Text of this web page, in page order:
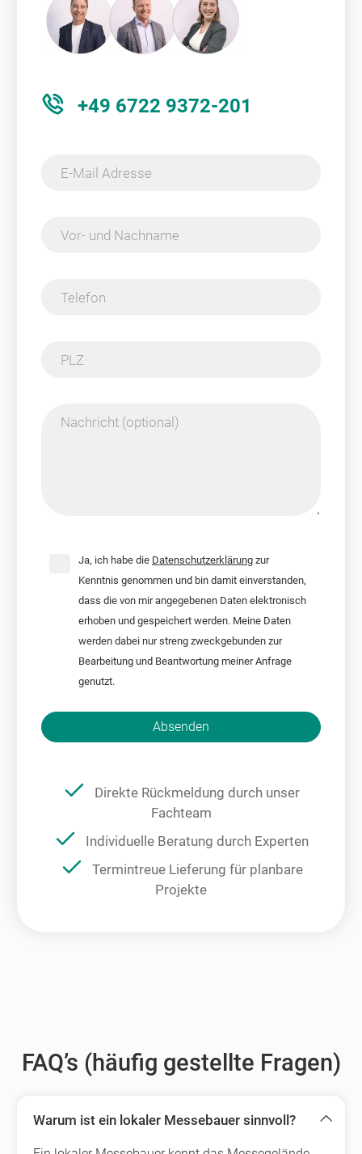
+49 6722 9372-201
E-Mail Adresse
Vor- und Nachname
Telefon
PLZ
Nachricht (optional)
Ja, ich habe die Datenschutzerklärung zur
Kenntnis genommen und bin damit einverstanden,
dass die von mir angegebenen Daten elektronisch
erhoben und gespeichert werden. Meine Daten
werden dabei nur streng zweckgebunden zur
Bearbeitung und Beantwortung meiner Anfrage
genutzt.
Bitte nicht ausfüllen.Absenden
Direkte Rückmeldung durch unser
Fachteam
Individuelle Beratung durch Experten
Termintreue Lieferung für planbare
Projekte
FAQ’s (häufig gestellte Fragen)
Warum ist ein lokaler Messebauer sinnvoll?